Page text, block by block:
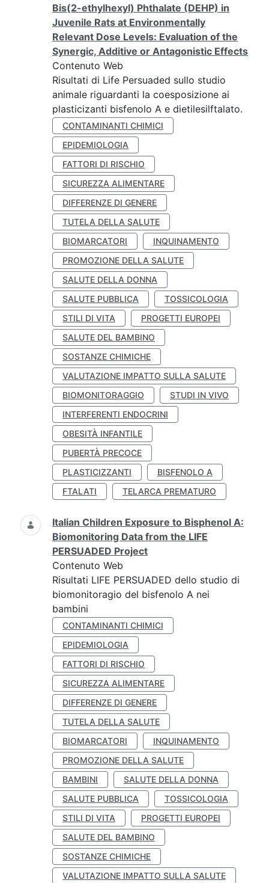
Bis(2-ethylhexyl) Phthalate (DEHP) in
Juvenile Rats at Environmentally
Relevant Dose Levels: Evaluation of the
Synergic, Additive or Antagonistic Effects
Contenuto Web
Risultati di Life Persuaded sullo studio
animale riguardanti la coesposizione ai
plasticizanti bisfenolo A e dietilesilftalato.
CONTAMINANTI CHIMICI
EPIDEMIOLOGIA
FATTORI DI RISCHIO
SICUREZZA ALIMENTARE
DIFFERENZE DI GENERE
TUTELA DELLA SALUTE
BIOMARCATORI
INQUINAMENTO
PROMOZIONE DELLA SALUTE
SALUTE DELLA DONNA
SALUTE PUBBLICA
TOSSICOLOGIA
STILI DI VITA
PROGETTI EUROPEI
SALUTE DEL BAMBINO
SOSTANZE CHIMICHE
VALUTAZIONE IMPATTO SULLA SALUTE
BIOMONITORAGGIO
STUDI IN VIVO
INTERFERENTI ENDOCRINI
OBESITÀ INFANTILE
PUBERTÀ PRECOCE
PLASTICIZZANTI
BISFENOLO A
FTALATI
TELARCA PREMATURO
Italian Children Exposure to Bisphenol A:
Biomonitoring Data from the LIFE
PERSUADED Project
Contenuto Web
Risultati LIFE PERSUADED dello studio di
biomonitoragio del bisfenolo A nei
bambini
CONTAMINANTI CHIMICI
EPIDEMIOLOGIA
FATTORI DI RISCHIO
SICUREZZA ALIMENTARE
DIFFERENZE DI GENERE
TUTELA DELLA SALUTE
BIOMARCATORI
INQUINAMENTO
PROMOZIONE DELLA SALUTE
BAMBINI
SALUTE DELLA DONNA
SALUTE PUBBLICA
TOSSICOLOGIA
STILI DI VITA
PROGETTI EUROPEI
SALUTE DEL BAMBINO
SOSTANZE CHIMICHE
VALUTAZIONE IMPATTO SULLA SALUTE